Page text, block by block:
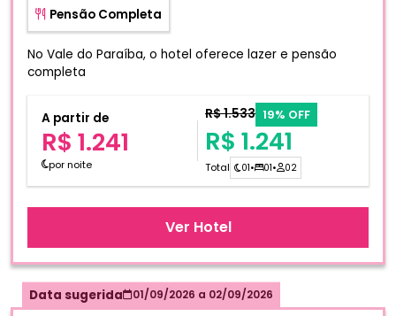
Pensão Completa
No Vale do Paraíba, o hotel oferece lazer e pensão
completa
A partir de
R$ 1.241
por noite
R$ 1.533 19% OFF
R$ 1.241
Total 01• 01• 02
Ver Hotel
Data sugerida 01/09/2026 a 02/09/2026